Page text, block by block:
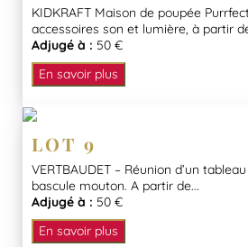
KIDKRAFT Maison de poupée
accessoires son et lumière, à partir
Adjugé à : 50 €
En savoir plus
LOT 9
VERTBAUDET – Réunion d’un
bascule mouton. A partir de...
Adjugé à : 50 €
En savoir plus